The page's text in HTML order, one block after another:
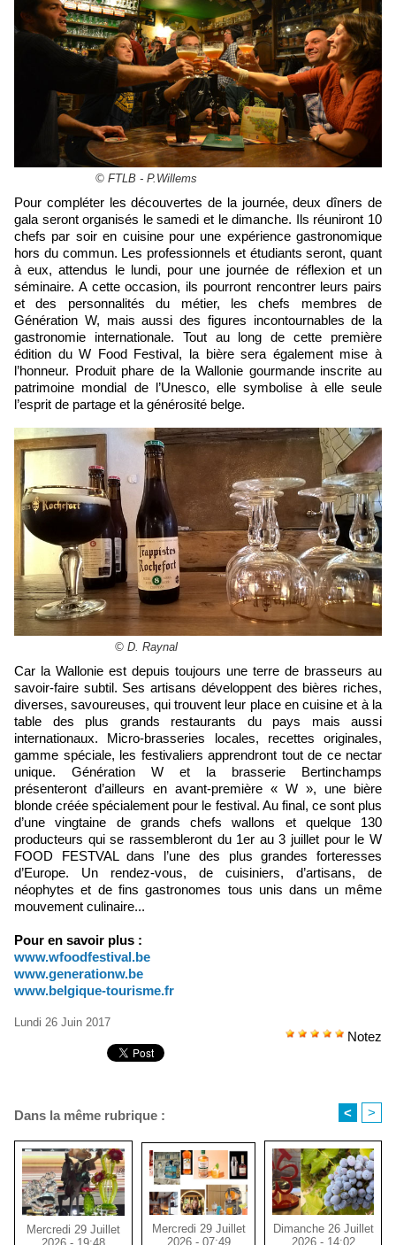
© FTLB - P.Willems
Pour compléter les découvertes de la journée, deux dîners de
gala seront organisés le samedi et le dimanche. Ils réuniront 10
chefs par soir en cuisine pour une expérience gastronomique
hors du commun. Les professionnels et étudiants seront, quant
à eux, attendus le lundi, pour une journée de réflexion et un
séminaire. A cette occasion, ils pourront rencontrer leurs pairs
et des personnalités du métier, les chefs membres de
Génération W, mais aussi des figures incontournables de la
gastronomie internationale. Tout au long de cette première
édition du W Food Festival, la bière sera également mise à
l’honneur. Produit phare de la Wallonie gourmande inscrite au
patrimoine mondial de l’Unesco, elle symbolise à elle seule
l’esprit de partage et la générosité belge.
© D. Raynal
Car la Wallonie est depuis toujours une terre de brasseurs au
savoir-faire subtil. Ses artisans développent des bières riches,
diverses, savoureuses, qui trouvent leur place en cuisine et à la
table des plus grands restaurants du pays mais aussi
internationaux. Micro-brasseries locales, recettes originales,
gamme spéciale, les festivaliers apprendront tout de ce nectar
unique. Génération W et la brasserie Bertinchamps
présenteront d’ailleurs en avant-première « W », une bière
blonde créée spécialement pour le festival. Au final, ce sont plus
d’une vingtaine de grands chefs wallons et quelque 130
producteurs qui se rassembleront du 1er au 3 juillet pour le W
FOOD FESTVAL dans l’une des plus grandes forteresses
d’Europe. Un rendez-vous, de cuisiniers, d’artisans, de
néophytes et de fins gastronomes tous unis dans un même
mouvement culinaire...
Pour en savoir plus :
www.wfoodfestival.be
www.generationw.be
www.belgique-tourisme.fr
Lundi 26 Juin 2017
Notez
Dans la même rubrique : < >
Mercredi 29 Juillet
Mercredi 29 Juillet
2026 - 07:49
Dimanche 26 Juillet
2026 - 14:02